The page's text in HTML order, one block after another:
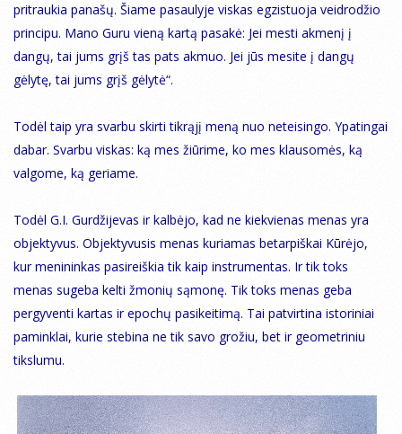
pritraukia panašų. Šiame pasaulyje viskas egzistuoja veidrodžio
principu. Mano Guru vieną kartą pasakė: Jei mesti akmenį į
dangų, tai jums grįš tas pats akmuo. Jei jūs mesite į dangų
gėlytę, tai jums grįš gėlytė“.
Todėl taip yra svarbu skirti tikrąjį meną nuo neteisingo. Ypatingai
dabar. Svarbu viskas: ką mes žiūrime, ko mes klausomės, ką
valgome, ką geriame.
Todėl G.I. Gurdžijevas ir kalbėjo, kad ne kiekvienas menas yra
objektyvus. Objektyvusis menas kuriamas betarpiškai Kūrėjo,
kur menininkas pasireiškia tik kaip instrumentas. Ir tik toks
menas sugeba kelti žmonių sąmonę. Tik toks menas geba
pergyventi kartas ir epochų pasikeitimą. Tai patvirtina istoriniai
paminklai, kurie stebina ne tik savo grožiu, bet ir geometriniu
tikslumu.